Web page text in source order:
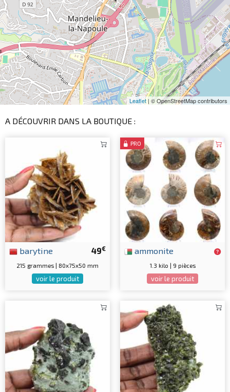
Leaflet| © OpenStreetMap contributors
A DÉCOUVRIR DANS LA BOUTIQUE :
49€
barytine
215 grammes | 80x75x50 mm
voir le produit
PRO
ammonite
1.3 kilo | 9 pièces
voir le produit